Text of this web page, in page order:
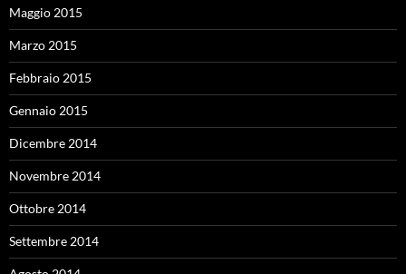
Maggio 2015
Marzo 2015
Febbraio 2015
Gennaio 2015
Dicembre 2014
Novembre 2014
Ottobre 2014
Settembre 2014